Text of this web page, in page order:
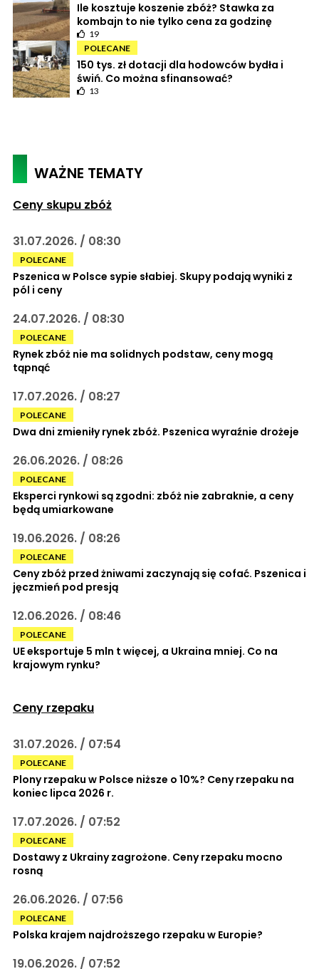
Ile kosztuje koszenie zbóż? Stawka za
kombajn to nie tylko cena za godzinę
19
POLECANE
150 tys. zł dotacji dla hodowców bydła i
świń. Co można sfinansować?
13
WAŻNE TEMATY
Ceny skupu zbóż
POLECANE
Pszenica w Polsce sypie słabiej. Skupy podają wyniki z
pól i ceny
31.07.2026. / 08:30
POLECANE
Rynek zbóż nie ma solidnych podstaw, ceny mogą
tąpnąć
24.07.2026. / 08:30
POLECANE
Dwa dni zmieniły rynek zbóż. Pszenica wyraźnie drożeje
17.07.2026. / 08:27
POLECANE
Eksperci rynkowi są zgodni: zbóż nie zabraknie, a ceny
będą umiarkowane
26.06.2026. / 08:26
POLECANE
Ceny zbóż przed żniwami zaczynają się cofać. Pszenica i
jęczmień pod presją
19.06.2026. / 08:26
POLECANE
UE eksportuje 5 mln t więcej, a Ukraina mniej. Co na
krajowym rynku?
12.06.2026. / 08:46
Ceny rzepaku
POLECANE
Plony rzepaku w Polsce niższe o 10%? Ceny rzepaku na
koniec lipca 2026 r.
31.07.2026. / 07:54
POLECANE
Dostawy z Ukrainy zagrożone. Ceny rzepaku mocno
rosną
17.07.2026. / 07:52
POLECANE
Polska krajem najdroższego rzepaku w Europie?
26.06.2026. / 07:56
19.06.2026. / 07:52